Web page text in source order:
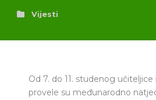
Vijesti
Od 7. do 11. studenog
provele su međunarodno